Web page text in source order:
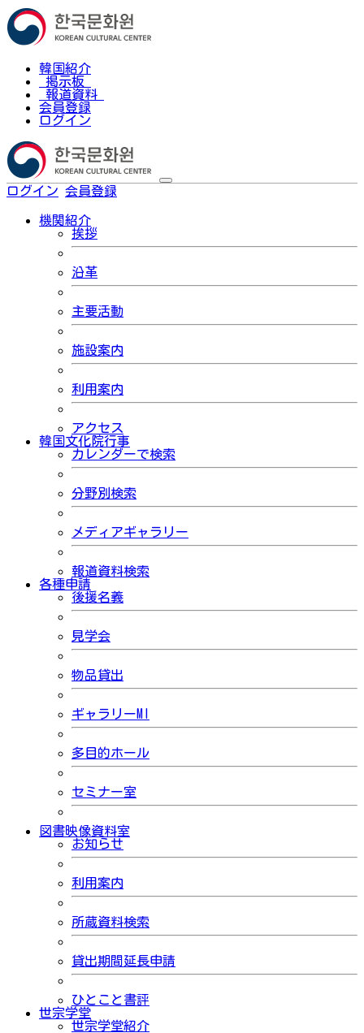
韓国紹介
掲示板
報道資料
会員登録
ログイン
ログイン 会員登録
機関紹介
挨拶
沿革
主要活動
施設案内
利用案内
アクセス
韓国文化院行事
カレンダーで検索
分野別検索
メディアギャラリー
報道資料検索
各種申請
後援名義
見学会
物品貸出
ギャラリーMI
多目的ホール
セミナー室
図書映像資料室
お知らせ
利用案内
所蔵資料検索
貸出期間延長申請
ひとこと書評
世宗学堂
世宗学堂紹介